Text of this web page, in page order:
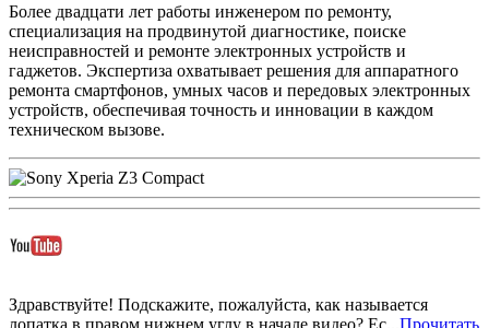
Более двадцати лет работы инженером по ремонту,
специализация на продвинутой диагностике, поиске
неисправностей и ремонте электронных устройств и
гаджетов. Экспертиза охватывает решения для аппаратного
ремонта смартфонов, умных часов и передовых электронных
устройств, обеспечивая точность и инновации в каждом
техническом вызове.
Здравствуйте! Подскажите, пожалуйста, как называется
лопатка в правом нижнем углу в начале видео? Ес...Прочитать